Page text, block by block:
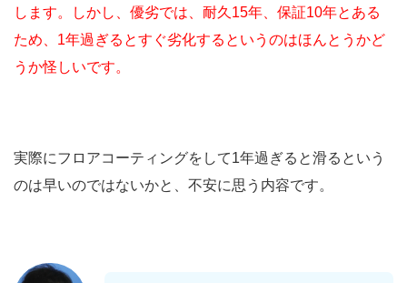
します。しかし、優劣では、耐久15年、保証10年とある
ため、1年過ぎるとすぐ劣化するというのはほんとうかど
うか怪しいです。
実際にフロアコーティングをして1年過ぎると滑るという
のは早いのではないかと、不安に思う内容です。